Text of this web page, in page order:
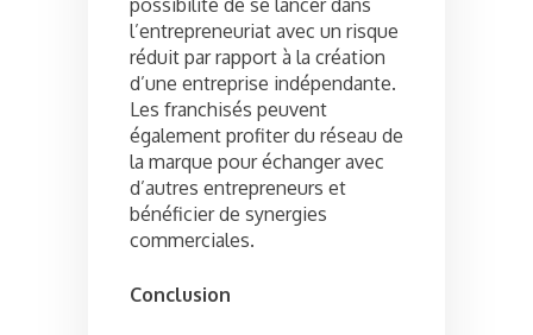
l’entrepreneuriat avec un risque
réduit par rapport à la création
d’une entreprise indépendante.
Les franchisés peuvent
également profiter du réseau de
la marque pour échanger avec
d’autres entrepreneurs et
bénéficier de synergies
commerciales.
Conclusion